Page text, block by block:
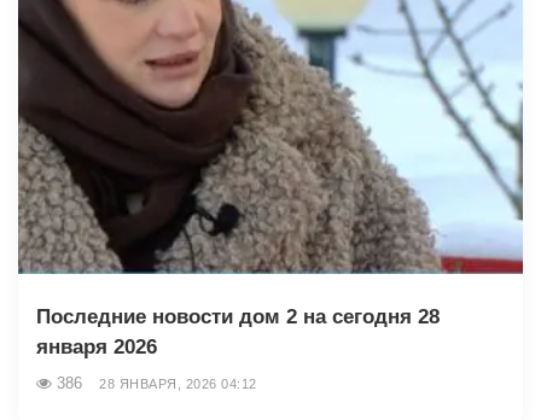
Последние новости дом 2 на сегодня 28
января 2026
386 28 ЯНВАРЯ, 2026 04:12